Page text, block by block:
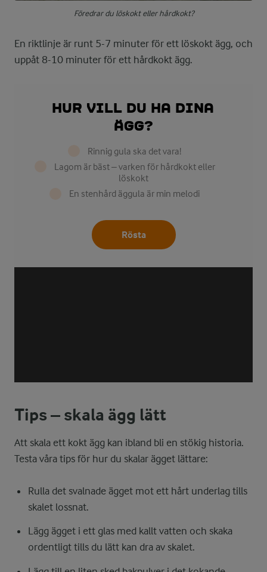
Föredrar du löskokt eller hårdkokt?
En riktlinje är runt 5-7 minuter för ett löskokt ägg, och
uppåt 8-10 minuter för ett hårdkokt ägg.
Tips – skala ägg lätt
Att skala ett kokt ägg kan ibland bli en stökig historia.
Testa våra tips för hur du skalar ägget lättare:
Rulla det svalnade ägget mot ett hårt underlag tills
skalet lossnat.
Lägg ägget i ett glas med kallt vatten och skaka
ordentligt tills du lätt kan dra av skalet.